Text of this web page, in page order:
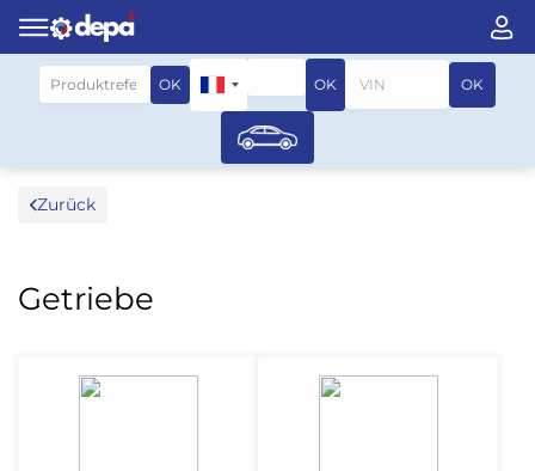
OK OK OK
Suche nach fahrzeug
Zurück
Getriebe